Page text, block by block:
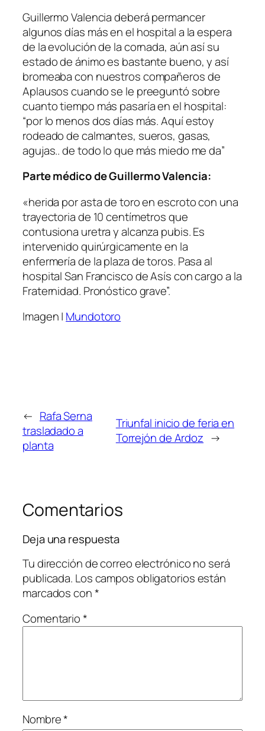
Guillermo Valencia deberá permancer
algunos días más en el hospital a la espera
de la evolución de la cornada, aún así su
estado de ánimo es bastante bueno, y así
bromeaba con nuestros compañeros de
Aplausos cuando se le preeguntó sobre
cuanto tiempo más pasaría en el hospital:
“por lo menos dos días más. Aquí estoy
rodeado de calmantes, sueros, gasas,
agujas.. de todo lo que más miedo me da”
Parte médico de Guillermo Valencia:
«herida por asta de toro en escroto con una
trayectoria de 10 centímetros que
contusiona uretra y alcanza pubis. Es
intervenido quirúrgicamente en la
enfermería de la plaza de toros. Pasa al
hospital San Francisco de Asís con cargo a la
Fraternidad. Pronóstico grave”.
Imagen | Mundotoro
← Rafa Serna
trasladado a
planta
Triunfal inicio de feria en
Torrejón de Ardoz →
Comentarios
Deja una respuesta
Tu dirección de correo electrónico no será
publicada. Los campos obligatorios están
marcados con*
Comentario*
Nombre*